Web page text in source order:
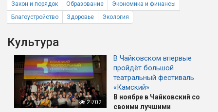
Закон и порядок
Образование
Экономика и финансы
Благоустройство
Здоровье Экология
Культура
2 702
В Чайковском впервые
пройдёт большой
театральный фестиваль
«Камский»
В ноябре в Чайковский со
своими лучшими